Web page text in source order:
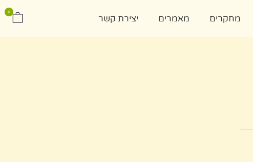
מחקרים מאמרים יצירת קשר
0